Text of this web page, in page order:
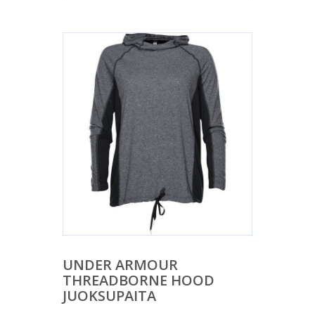
UNDER ARMOUR
THREADBORNE HOOD
JUOKSUPAITA